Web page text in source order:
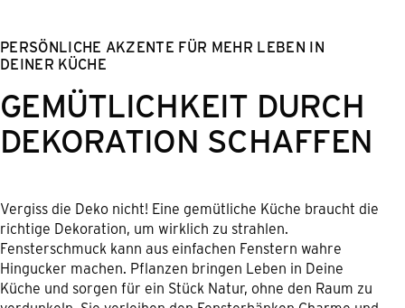
PERSÖNLICHE AKZENTE FÜR MEHR LEBEN IN
DEINER KÜCHE
GEMÜTLICHKEIT DURCH
DEKORATION SCHAFFEN
Vergiss die Deko nicht! Eine gemütliche Küche braucht die
richtige Dekoration, um wirklich zu strahlen.
Fensterschmuck kann aus einfachen Fenstern wahre
Hingucker machen. Pflanzen bringen Leben in Deine
Küche und sorgen für ein Stück Natur, ohne den Raum zu